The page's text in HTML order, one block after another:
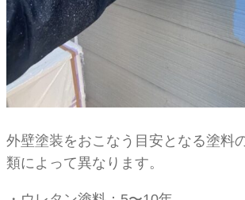
外壁塗装をおこなう目安となる塗料
類によって異なります。